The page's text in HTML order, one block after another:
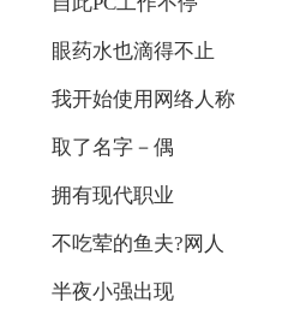
眼药水也滴得不止
我开始使用网络人称
取了名字－偶
拥有现代职业
不吃荤的鱼夫?网人
半夜小强出现